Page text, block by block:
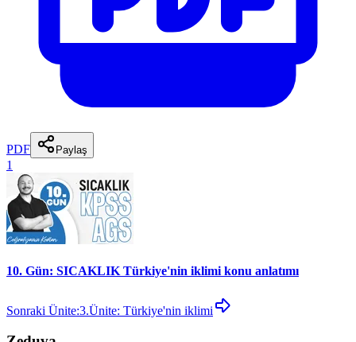
PDF Paylaş
1
10. Gün: SICAKLIK Türkiye'nin iklimi konu anlatımı
Sonraki Ünite:3.Ünite: Türkiye'nin iklimi